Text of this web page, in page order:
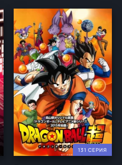
131 СЕРИЯ